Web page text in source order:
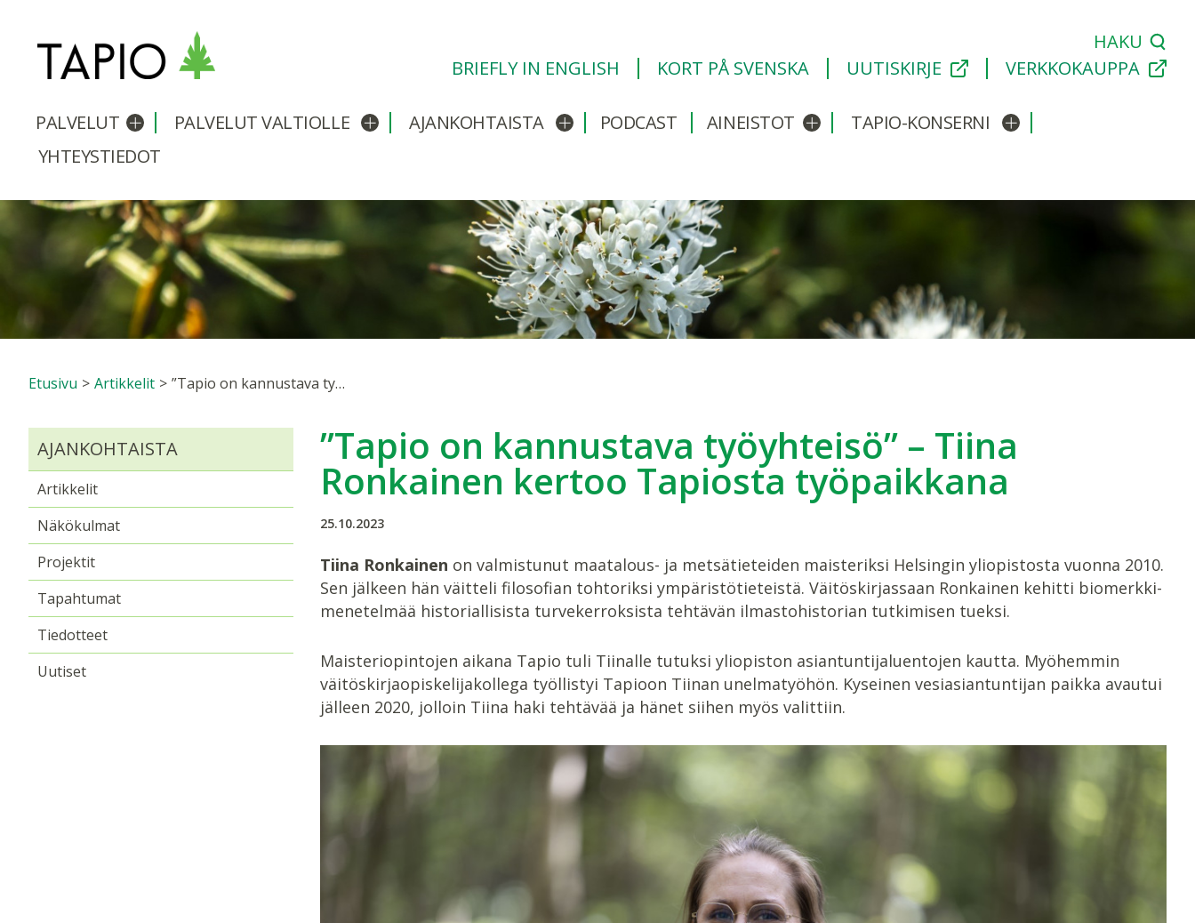
HAKU
BRIEFLY IN ENGLISH
KORT PÅ SVENSKA UUTISKIRJE VERKKOKAUPPA
PALVELUT Avaa/sulje alavalikko
PALVELUT VALTIOLLE Avaa/sulje alavalikko
AJANKOHTAISTA Avaa/sulje alavalikko
PODCAST AINEISTOT Avaa/sulje alavalikko
TAPIO-KONSERNI Avaa/sulje alavalikko
YHTEYSTIEDOT
Etusivu > Artikkelit > ”Tapio on kannustava työyhteisö” – Tiina Ronkainen kertoo Tapiosta työpaikkana
”Tapio on kannustava työyhteisö” – Tiina
Ronkainen kertoo Tapiosta työpaikkana
25.10.2023
Tiina Ronkainen on valmistunut maatalous- ja metsätieteiden maisteriksi Helsingin yliopistosta vuonna 2010.
Sen jälkeen hän väitteli filosofian tohtoriksi ympäristötieteistä. Väitöskirjassaan Ronkainen kehitti biomerkki-
menetelmää historiallisista turvekerroksista tehtävän ilmastohistorian tutkimisen tueksi.
Maisteriopintojen aikana Tapio tuli Tiinalle tutuksi yliopiston asiantuntijaluentojen kautta. Myöhemmin
väitöskirjaopiskelijakollega työllistyi Tapioon Tiinan unelmatyöhön. Kyseinen vesiasiantuntijan paikka avautui
jälleen 2020, jolloin Tiina haki tehtävää ja hänet siihen myös valittiin.
AJANKOHTAISTA
Artikkelit
Näkökulmat
Projektit
Tapahtumat
Tiedotteet
Uutiset